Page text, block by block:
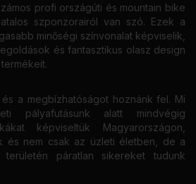
profi országúti és mountain bike
szponzorairól van szó. Ezek a
minőségi színvonalat képviselik,
és fantasztikus olasz design
a megbízhatóságot hoznánk fel. Mi
pályafutásunk alatt mindvégig
képviseltük Magyarországon,
és nem csak az üzleti életben, de a
területén páratlan sikereket tudunk